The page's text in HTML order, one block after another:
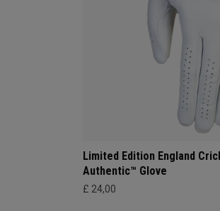
Limited Edition England
Authentic™ Glove
£ 24,00